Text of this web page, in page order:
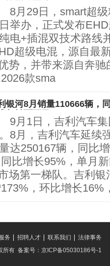
29日，smart超级
举办，正式发布
电+插混双技术路线
级电混，源自最新
势，并带来源自奔
款sma
银河8月销量110666辆，
1日，吉利汽车集
8月，吉利汽车延续
达250167辆，同比
比增长95%，单月
场第一梯队。吉利
，环比增长16%
法律事务
联系我们
招聘人才
务
有 备案号：京ICP备05030186号-1